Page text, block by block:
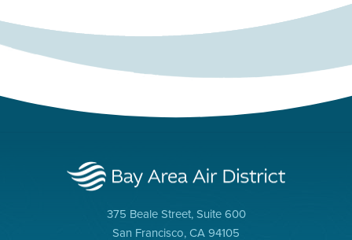
375 Beale Street, Suite 600
San Francisco, CA 94105